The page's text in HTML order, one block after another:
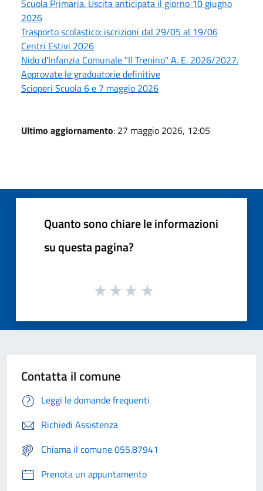
Scuola Primaria. Uscita anticipata il giorno 10 giugno
2026
Trasporto scolastico: iscrizioni dal 29/05 al 19/06
Centri Estivi 2026
Nido d'Infanzia Comunale "Il Trenino" A. E. 2026/2027.
Approvate le graduatorie definitive
Scioperi Scuola 6 e 7 maggio 2026
Ultimo aggiornamento: 27 maggio 2026, 12:05
Quanto sono chiare le informazioni
su questa pagina?
Contatta il comune
Leggi le domande frequenti
Richiedi Assistenza
Chiama il comune 055.87941
Prenota un appuntamento